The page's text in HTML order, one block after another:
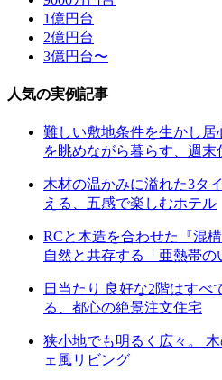
1億円台
2億円台
3億円台〜
人気の実例記事
難しい敷地条件を生かし
を眺めながら暮らす、週末
木材の温かみに溢れた3タ
える、五感で楽しむホテル
RCと木造を合わせた『混
自然と共存する「亜熱帯の
日当たり 良好な2階はすべ
る、都心の絶景注文住宅
狭小地でも明るく広々。
ェ風リビング